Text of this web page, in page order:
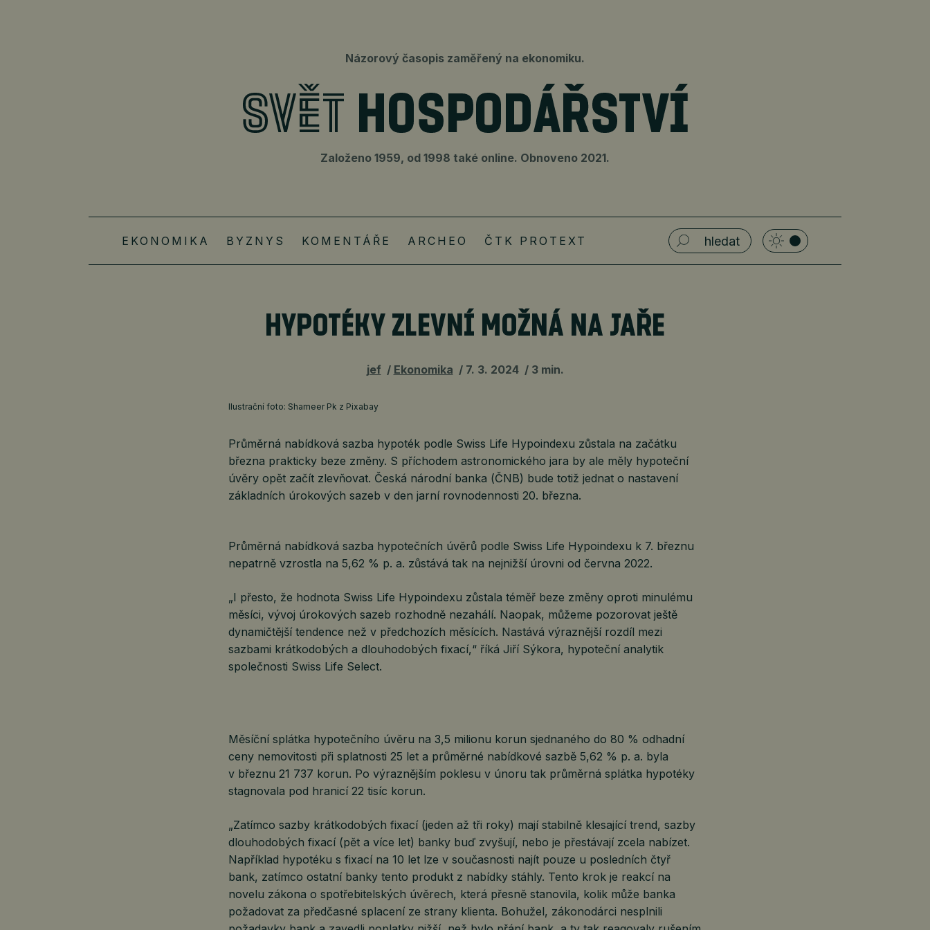
Názorový časopis zaměřený na ekonomiku.
Založeno 1959, od 1998 také online. Obnoveno 2021.
EKONOMIKA BYZNYS KOMENTÁŘE ARCHEO ČTK PROTEXT
HYPOTÉKY ZLEVNÍ MOŽNÁ NA JAŘE
jef Ekonomika 7. 3. 2024 3 min.
Ilustrační foto: Shameer Pk z Pixabay
Průměrná nabídková sazba hypoték podle Swiss Life Hypoindexu zůstala na začátku
března prakticky beze změny. S příchodem astronomického jara by ale měly hypoteční
úvěry opět začít zlevňovat. Česká národní banka (ČNB) bude totiž jednat o nastavení
základních úrokových sazeb v den jarní rovnodennosti 20. března.
Průměrná nabídková sazba hypotečních úvěrů podle Swiss Life Hypoindexu k 7. březnu
nepatrně vzrostla na 5,62 % p. a. zůstává tak na nejnižší úrovni od června 2022.
„I přesto, že hodnota Swiss Life Hypoindexu zůstala téměř beze změny oproti minulému
měsíci, vývoj úrokových sazeb rozhodně nezahálí. Naopak, můžeme pozorovat ještě
dynamičtější tendence než v předchozích měsících. Nastává výraznější rozdíl mezi
sazbami krátkodobých a dlouhodobých fixací,“ říká Jiří Sýkora, hypoteční analytik
společnosti Swiss Life Select.
Měsíční splátka hypotečního úvěru na 3,5 milionu korun sjednaného do 80 % odhadní
ceny nemovitosti při splatnosti 25 let a průměrné nabídkové sazbě 5,62 % p. a. byla
v březnu 21 737 korun. Po výraznějším poklesu v únoru tak průměrná splátka hypotéky
stagnovala pod hranicí 22 tisíc korun.
„Zatímco sazby krátkodobých fixací (jeden až tři roky) mají stabilně klesající trend, sazby
dlouhodobých fixací (pět a více let) banky buď zvyšují, nebo je přestávají zcela nabízet.
Například hypotéku s fixací na 10 let lze v současnosti najít pouze u posledních čtyř
bank, zatímco ostatní banky tento produkt z nabídky stáhly. Tento krok je reakcí na
novelu zákona o spotřebitelských úvěrech, která přesně stanovila, kolik může banka
požadovat za předčasné splacení ze strany klienta. Bohužel, zákonodárci nesplnili